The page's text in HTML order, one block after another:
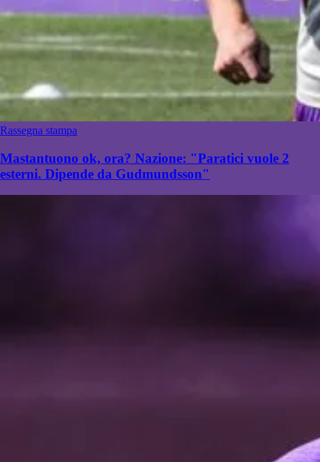
Rassegna stampa
Mastantuono ok, ora? Nazione: "Paratici vuole 2
esterni. Dipende da Gudmundsson"